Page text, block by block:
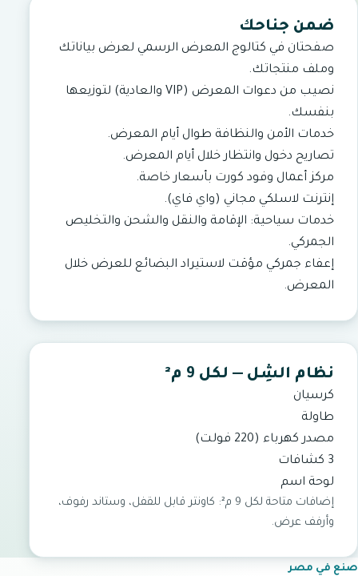
ضمن جناحك
صفحتان في كتالوج المعرض الرسمي لعرض بياناتك
وملف منتجاتك.
نصيب من دعوات المعرض (VIP والعادية) لتوزيعها
بنفسك.
خدمات الأمن والنظافة طوال أيام المعرض.
تصاريح دخول وانتظار خلال أيام المعرض.
مركز أعمال وفود كورت بأسعار خاصة.
إنترنت لاسلكي مجاني (واي فاي).
خدمات سياحية: الإقامة والنقل والشحن والتخليص
الجمركي.
إعفاء جمركي مؤقت لاستيراد البضائع للعرض خلال
المعرض.
نظام الشِل — لكل 9 م²
كرسيان
طاولة
مصدر كهرباء (220 فولت)
3 كشافات
لوحة اسم
إضافات متاحة لكل 9 م²: كاونتر قابل للقفل، وستاند رفوف،
وأرفف عرض.
صنع في مصر